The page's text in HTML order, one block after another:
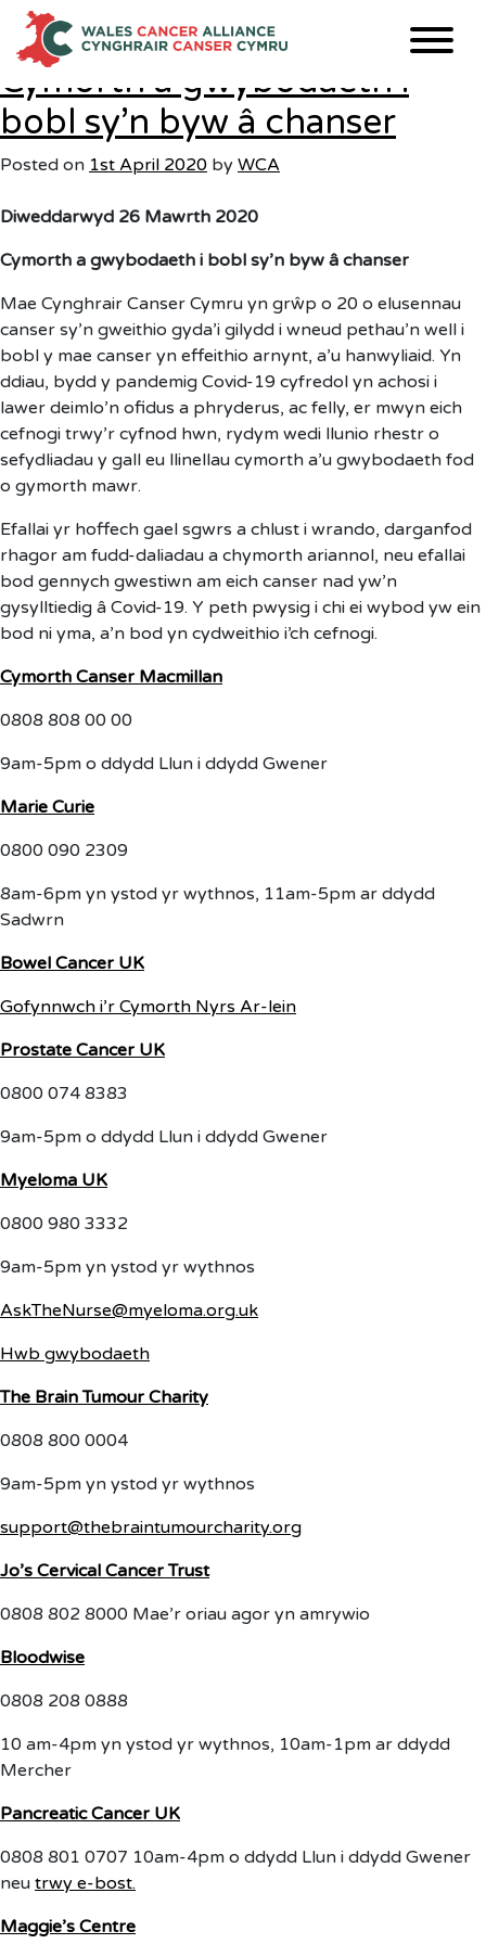
Skip
content
Tag:Covid-19
Cymorth a gwybodaeth i
bobl sy’n byw â chanser
Posted on 1st April 2020 by WCA
Diweddarwyd 26 Mawrth 2020
Cymorth a gwybodaeth i bobl sy’n byw â chanser
Mae Cynghrair Canser Cymru yn grŵp o 20 o elusennau
canser sy’n gweithio gyda’i gilydd i wneud pethau’n well i
bobl y mae canser yn effeithio arnynt, a’u hanwyliaid. Yn
ddiau, bydd y pandemig Covid-19 cyfredol yn achosi i
lawer deimlo’n ofidus a phryderus, ac felly, er mwyn eich
cefnogi trwy’r cyfnod hwn, rydym wedi llunio rhestr o
sefydliadau y gall eu llinellau cymorth a’u gwybodaeth fod
o gymorth mawr.
Efallai yr hoffech gael sgwrs a chlust i wrando, darganfod
rhagor am fudd-daliadau a chymorth ariannol, neu efallai
bod gennych gwestiwn am eich canser nad yw’n
gysylltiedig â Covid-19. Y peth pwysig i chi ei wybod yw ein
bod ni yma, a’n bod yn cydweithio i’ch cefnogi.
Cymorth Canser Macmillan
0808 808 00 00
9am-5pm o ddydd Llun i ddydd Gwener
Marie Curie
0800 090 2309
8am-6pm yn ystod yr wythnos, 11am-5pm ar ddydd
Sadwrn
Bowel Cancer UK
Gofynnwch i’r Cymorth Nyrs Ar-lein
Prostate Cancer UK
0800 074 8383
9am-5pm o ddydd Llun i ddydd Gwener
Myeloma UK
0800 980 3332
9am-5pm yn ystod yr wythnos
AskTheNurse@myeloma.org.uk
Hwb gwybodaeth
The Brain Tumour Charity
0808 800 0004
9am-5pm yn ystod yr wythnos
support@thebraintumourcharity.org
Jo’s Cervical Cancer Trust
0808 802 8000 Mae’r oriau agor yn amrywio
Bloodwise
0808 208 0888
10 am-4pm yn ystod yr wythnos, 10am-1pm ar ddydd
Mercher
Pancreatic Cancer UK
0808 801 0707 10am-4pm o ddydd Llun i ddydd Gwener
neu trwy e-bost.
Maggie’s Centre